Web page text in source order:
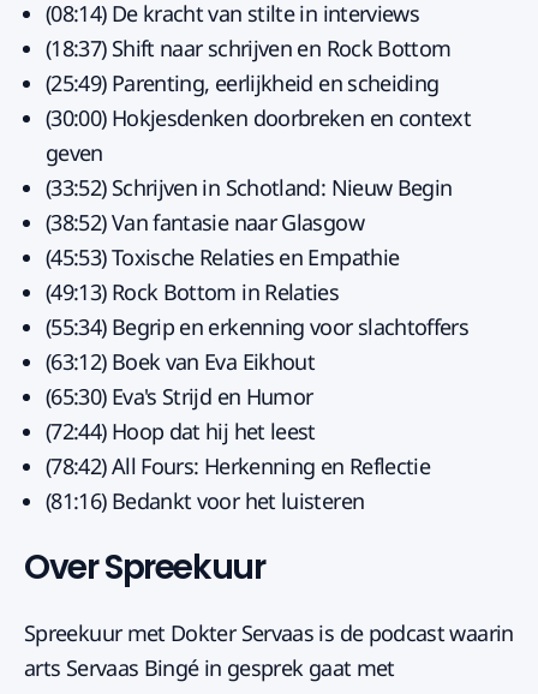
(08:14) De kracht van stilte in interviews
(18:37) Shift naar schrijven en Rock Bottom
(25:49) Parenting, eerlijkheid en scheiding
(30:00) Hokjesdenken doorbreken en context
geven
(33:52) Schrijven in Schotland: Nieuw Begin
(38:52) Van fantasie naar Glasgow
(45:53) Toxische Relaties en Empathie
(49:13) Rock Bottom in Relaties
(55:34) Begrip en erkenning voor slachtoffers
(63:12) Boek van Eva Eikhout
(65:30) Eva's Strijd en Humor
(72:44) Hoop dat hij het leest
(78:42) All Fours: Herkenning en Reflectie
(81:16) Bedankt voor het luisteren
Over Spreekuur
Spreekuur met Dokter Servaas is de podcast waarin
arts Servaas Bingé in gesprek gaat met